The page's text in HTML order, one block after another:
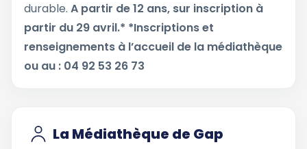
durable. A partir de 12 ans, sur inscription à
partir du 29 avril.* *Inscriptions et
renseignements à l’accueil de la médiathèque
ou au : 04 92 53 26 73
La Médiathèque de Gap